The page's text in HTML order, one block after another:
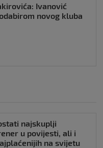
Ivanović
novog kluba
najskuplji
u povijesti, ali i
na svijetu